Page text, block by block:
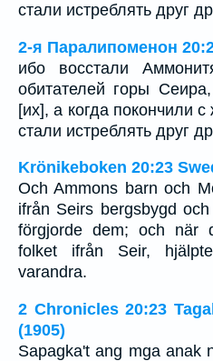
стали истреблять друг
2-я Паралипоменон
ибо восстали
обитателей горы
[их], а когда покончили
стали истреблять друг
Krönikeboken 20:23
Och Ammons barn och
ifrån Seirs bergsbygd
förgjorde dem; och när
folket ifrån Seir,
varandra.
2 Chronicles 20:23
(1905)
Sapagka't ang mga anak